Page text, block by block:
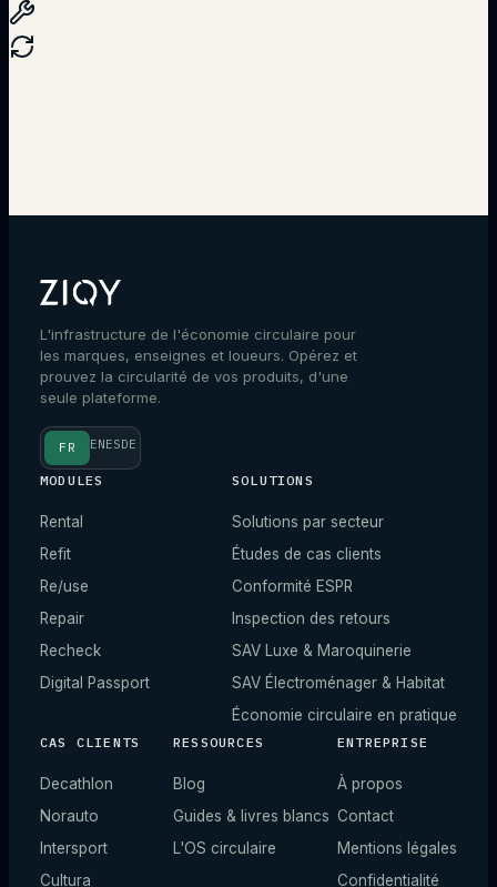
L'infrastructure de l'économie circulaire pour
les marques, enseignes et loueurs. Opérez et
prouvez la circularité de vos produits, d'une
seule plateforme.
FR ENESDE
MODULES
Rental
Refit
Re/use
Repair
Recheck
Digital Passport
SOLUTIONS
Solutions par secteur
Études de cas clients
Conformité ESPR
Inspection des retours
SAV Luxe & Maroquinerie
SAV Électroménager & Habitat
Économie circulaire en pratique
CAS CLIENTS
Decathlon
Norauto
Intersport
Cultura
RESSOURCES
Blog
Guides & livres blancs
L'OS circulaire
ENTREPRISE
À propos
Contact
Mentions légales
Confidentialité